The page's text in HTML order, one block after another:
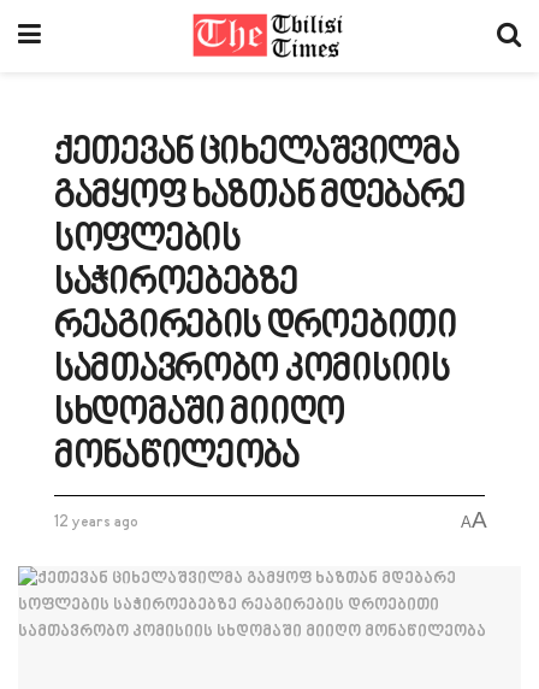
ქეთევან ციხელაშვილმა
გამყოფ ხაზთან მდებარე
სოფლების
საჭიროებებზე
რეაგირების დროებითი
სამთავრობო კომისიის
სხდომაში მიიღო
მონაწილეობა
12 years ago AA